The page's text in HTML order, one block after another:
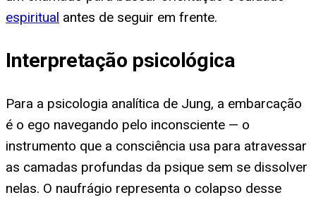
espiritual antes de seguir em frente.
Interpretação psicológica
Para a psicologia analítica de Jung, a embarcação
é o ego navegando pelo inconsciente — o
instrumento que a consciência usa para atravessar
as camadas profundas da psique sem se dissolver
nelas. O naufrágio representa o colapso desse